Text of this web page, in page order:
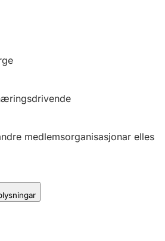
medlemsorganisasjonar elles